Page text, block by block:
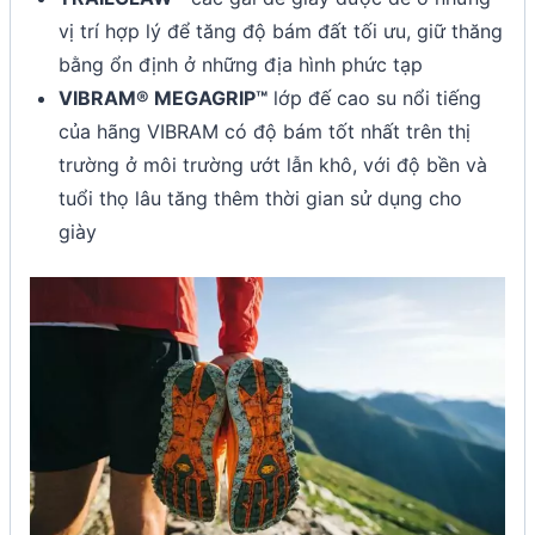
vị trí hợp lý để tăng độ bám đất tối ưu, giữ thăng
bằng ổn định ở những địa hình phức tạp
VIBRAM® MEGAGRIP™ lớp đế cao su nổi tiếng
của hãng VIBRAM có độ bám tốt nhất trên thị
trường ở môi trường ướt lẫn khô, với độ bền và
tuổi thọ lâu tăng thêm thời gian sử dụng cho
giày